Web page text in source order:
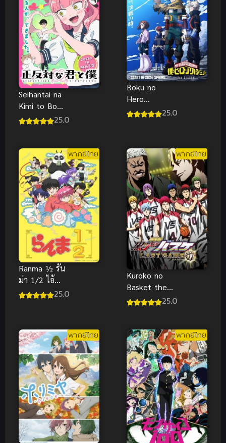
Seihantai na
Kimi to Boku
ซับไทย
25.0
Boku no
Hero
Academia 725.0
พากย์ไทย
Ranma ½ รัน
ม่า 1/2 ไอ้
หนุ่มกังฟู 25.0
พากย์ไทย
Kuroko no
Basket the
Movie Last25.0
พากย์ไทย พากย์ไทย